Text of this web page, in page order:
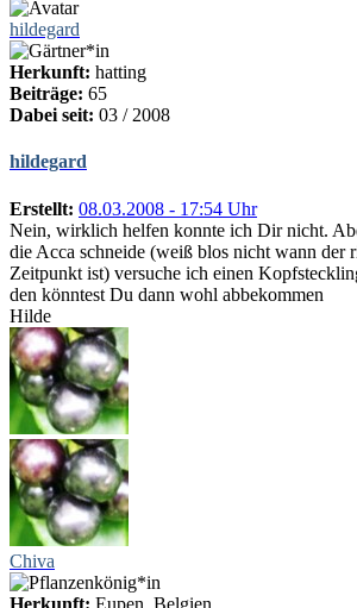
hildegard
Herkunft: hatting
Beiträge: 65
Dabei seit: 03 / 2008
hildegard
Erstellt: 08.03.2008 - 17:54 Uhr
Nein, wirklich helfen konnte ich Dir nicht.
die Acca schneide (weiß blos nicht wann der
Zeitpunkt ist) versuche ich einen
den könntest Du dann wohl abbekommen
Hilde
Chiva
Herkunft: Eupen, Belgien